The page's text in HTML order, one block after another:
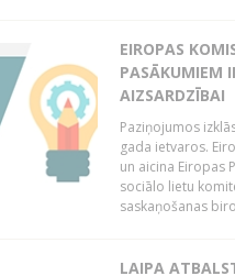
EIROPAS
PASĀKUMIEM
AIZSARDZĪBAI
Paziņojumos
gada ietvaros.
un aicina Eiropas
sociālo lietu
saskaņošanas
LAIPA